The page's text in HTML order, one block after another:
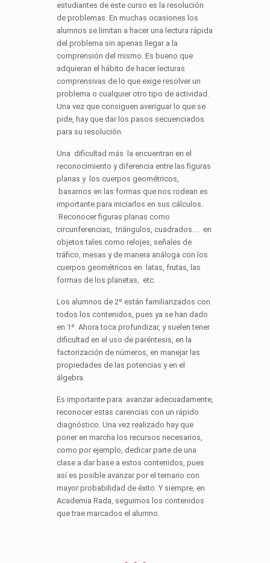
estudiantes de este curso es la resolución
de problemas. En muchas ocasiones los
alumnos se limitan a hacer una lectura rápida
del problema sin apenas llegar a la
comprensión del mismo. Es bueno que
adquieran el hábito de hacer lecturas
comprensivas de lo que exige resolver un
problema o cualquier otro tipo de actividad.
Una vez que consiguen averiguar lo que se
pide, hay que dar los pasos secuenciados
para su resolución.
Una dificultad más la encuentran en el
reconocimiento y diferencia entre las figuras
planas y los cuerpos geométricos,
basarnos en las formas que nos rodean es
importante para iniciarlos en sus cálculos.
Reconocer figuras planas como
circunferencias, triángulos, cuadrados…. en
objetos tales como relojes, señales de
tráfico, mesas y de manera análoga con los
cuerpos geométricos en latas, frutas, las
formas de los planetas, etc.
Los alumnos de 2º están familiarizados con
todos los contenidos, pues ya se han dado
en 1º. Ahora toca profundizar, y suelen tener
dificultad en el uso de paréntesis, en la
factorización de números, en manejar las
propiedades de las potencias y en el
álgebra.
Es importante para avanzar adecuadamente,
reconocer estas carencias con un rápido
diagnóstico. Una vez realizado hay que
poner en marcha los recursos necesarios,
como por ejemplo, dedicar parte de una
clase a dar base a estos contenidos, pues
así es posible avanzar por el temario con
mayor probabilidad de éxito. Y siempre, en
Academia Rada, seguimos los contenidos
que trae marcados el alumno.